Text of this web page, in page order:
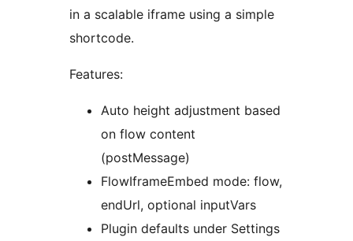
in a scalable iframe using a simple
shortcode.
Features:
Auto height adjustment based
on flow content
(postMessage)
FlowIframeEmbed mode: flow,
endUrl, optional inputVars
Plugin defaults under Settings